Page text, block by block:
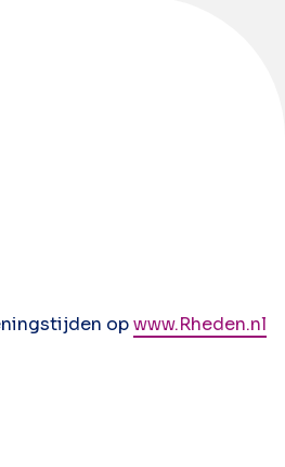
opwww.Rheden.nl